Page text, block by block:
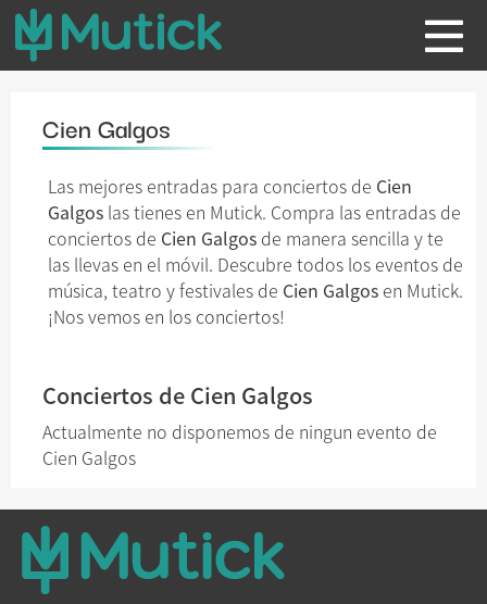
Cien Galgos
Las mejores entradas para conciertos de Cien
Galgos las tienes en Mutick. Compra las entradas de
conciertos de Cien Galgos de manera sencilla y te
las llevas en el móvil. Descubre todos los eventos de
música, teatro y festivales de Cien Galgos en Mutick.
¡Nos vemos en los conciertos!
Conciertos de Cien Galgos
Actualmente no disponemos de ningun evento de
Cien Galgos